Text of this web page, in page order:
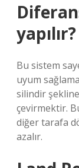
yapılır?
Bu sistem
uyum
silindir
çevirmektir.
diğer tarafa
azalır.